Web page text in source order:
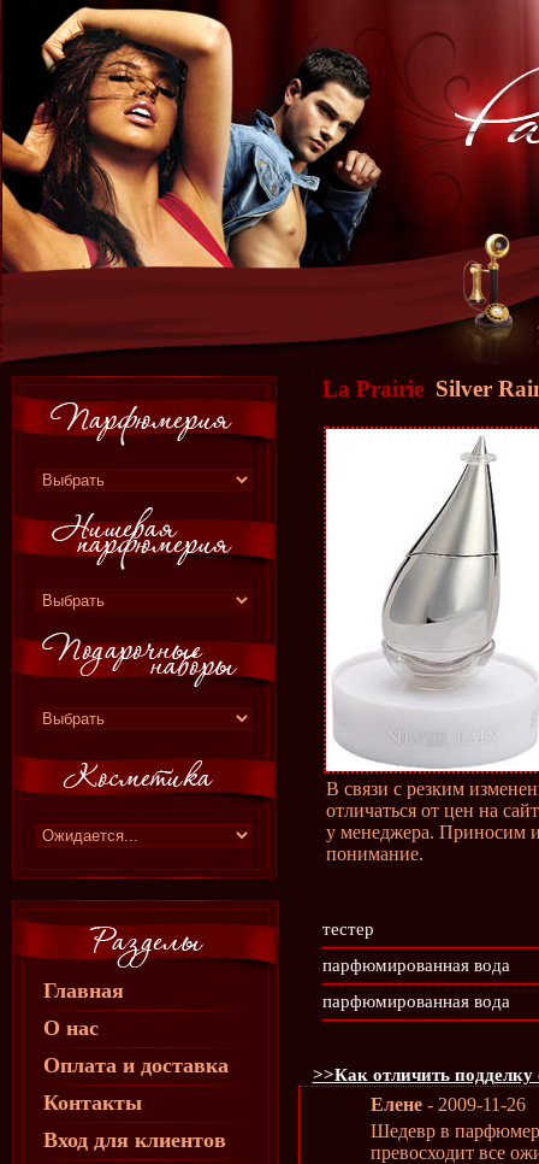
Главная
О нас
Оплата и доставка
Контакты
Вход для клиентов
La Prairie Silver
В связи с резким
отличаться от цен на
у менеджера. Приносим
понимание.
тестер
парфюмированная вода
парфюмированная вода
>>Как отличить подделку
Елене- 2009-11-26
Шедевр в
превосходит все